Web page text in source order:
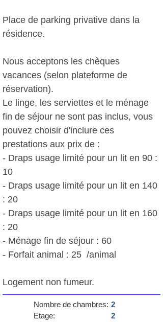
Place de parking privative dans la
résidence.
Nous acceptons les chèques
vacances (selon plateforme de
réservation).
Le linge, les serviettes et le ménage
fin de séjour ne sont pas inclus, vous
pouvez choisir d'inclure ces
prestations aux prix de :
- Draps usage limité pour un lit en 90 :
10 
- Draps usage limité pour un lit en 140
: 20 
- Draps usage limité pour un lit en 160
: 20 
- Ménage fin de séjour : 60 
- Forfait animal : 25  /animal
Logement non fumeur.
Nombre de chambres: 2
Etage:
2